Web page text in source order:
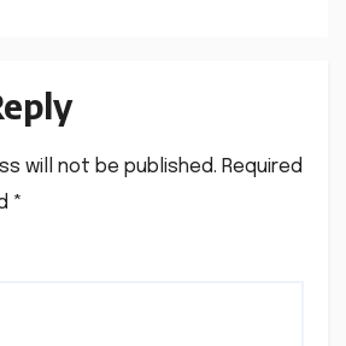
will not be published. Required
*